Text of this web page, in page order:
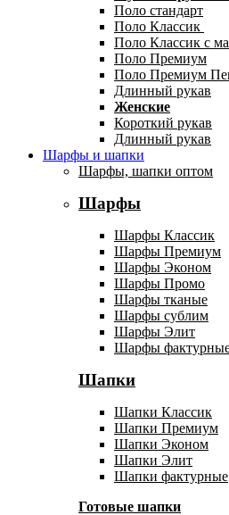
Поло стандарт
Поло Классик
Поло Классик с
Поло Премиум
Поло Премиум
Длинный рукав
Женские
Короткий рукав
Длинный рукав
Шарфы и шапки
Шарфы, шапки оптом
Шарфы
Шарфы Классик
Шарфы Премиум
Шарфы Эконом
Шарфы Промо
Шарфы тканые
Шарфы сублим
Шарфы Элит
Шарфы
Шапки
Шапки Классик
Шапки Премиум
Шапки Эконом
Шапки Элит
Шапки фактурные
Готовые шапки